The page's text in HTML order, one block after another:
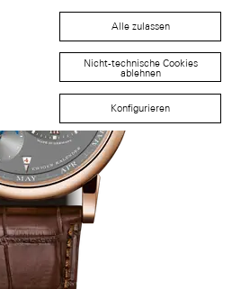
Alle zulassen
Nicht-technische Cookies
ablehnen
Konfigurieren